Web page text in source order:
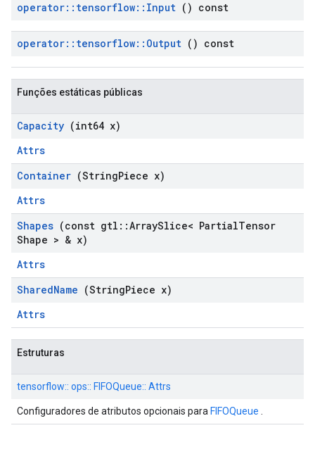
operator:: tensorflow:: Input () const
operator:: tensorflow:: Output () const
Funções estáticas públicas
Capacity (int64 x)
Attrs
Container (StringPiece x)
Attrs
Shapes (const gtl ::ArraySlice< PartialTensor
Shape > & x)
Attrs
SharedName (StringPiece x)
Attrs
Estruturas
tensorflow:: ops:: FIFOQueue:: Attrs
Configuradores de atributos opcionais para FIFOQueue